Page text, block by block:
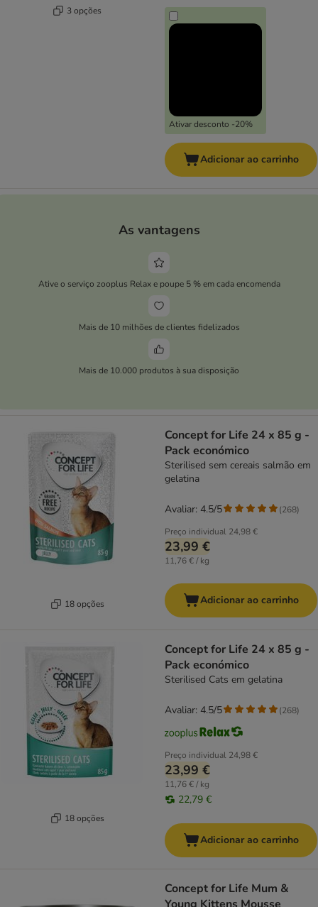
3 opções
Ativar desconto -20%
Adicionar ao carrinho
As vantagens
Ative o serviço zooplus Relax e poupe 5 % em cada encomenda
Mais de 10 milhões de clientes fidelizados
Mais de 10.000 produtos à sua disposição
18 opções
Concept for Life 24 x 85 g -
Pack económico
Sterilised sem cereais salmão em
gelatina
Preço individual 24,98 €
23,99 €
11,76 € / kg
Avaliar: 4.5/5 (268)
Adicionar ao carrinho
18 opções
Concept for Life 24 x 85 g -
Pack económico
Sterilised Cats em gelatina
Preço individual 24,98 €
23,99 €
11,76 € / kg
22,79 €
Avaliar: 4.5/5 (268)
Adicionar ao carrinho
Concept for Life Mum &